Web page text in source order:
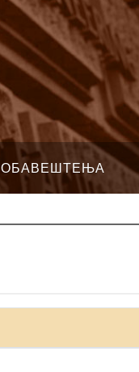
ОБАВЕШТЕЊА